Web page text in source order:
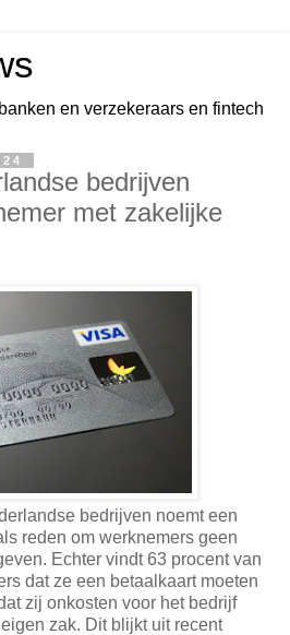
en verzekeraars en fintech
bedrijven
met zakelijke
bedrijven noemt een
reden om werknemers geen
Echter vindt 63 procent van
dat ze een betaalkaart moeten
zij onkosten voor het bedrijf
zak. Dit blijkt uit recent